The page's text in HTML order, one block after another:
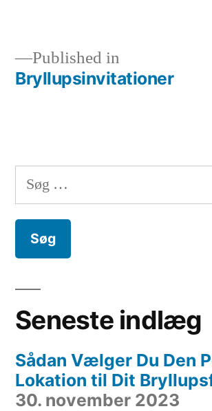
Indlægsnavigation
Published in
Bryllupsinvitationer
Søg
efter:
Seneste indlæg
Sådan Vælger Du Den
Lokation til Dit
30. november 2023